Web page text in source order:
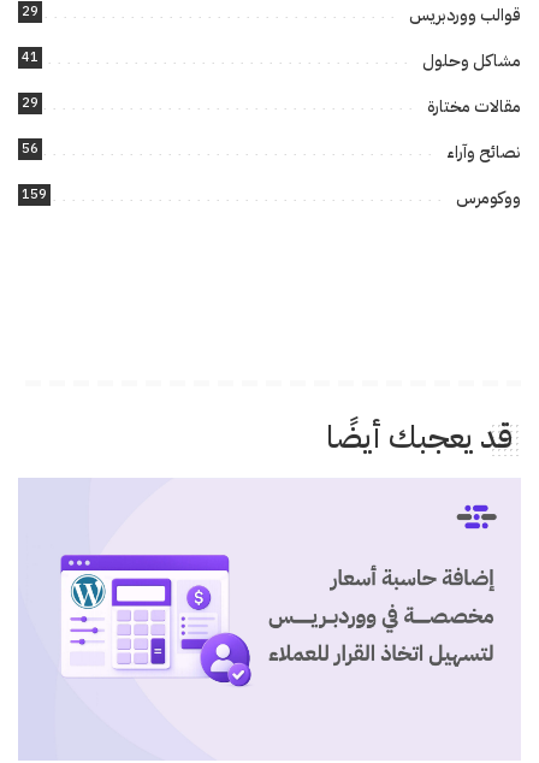
قوالب ووردبريس 29
مشاكل وحلول 41
مقالات مختارة 29
نصائح وآراء 56
ووكومرس 159
قد يعجبك أيضًا